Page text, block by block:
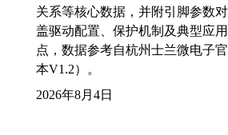
关系等核心数据，并附引脚参数
盖驱动配置、保护机制及典型应
点，数据参考自杭州士兰微电子
本V1.2）。
2026年8月4日